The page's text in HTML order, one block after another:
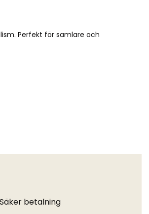
Perfekt för samlare och
betalning